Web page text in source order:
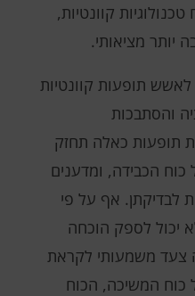
קוונטיות,
יותר מציאותי.
לאשש תופעות קוונטיות
והסתבכות
תופעות כאלה תחזק
הכבידה, ומדענים
לבדיקתן. אף על פי
יכול לספק הוכחה
צעד משמעותי לקראת
כוח המשיכה, הכוח